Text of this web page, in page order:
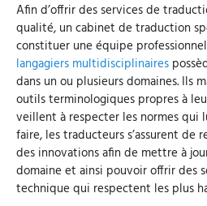
Afin d’offrir des services de
qualité, un cabinet de traduction
constituer une équipe
langagiers multidisciplinaires
dans un ou plusieurs domaines. Ils
outils terminologiques propres à
veillent à respecter les normes qui
faire, les traducteurs s’assurent de
des innovations afin de mettre à
domaine et ainsi pouvoir offrir des
technique qui respectent les plus